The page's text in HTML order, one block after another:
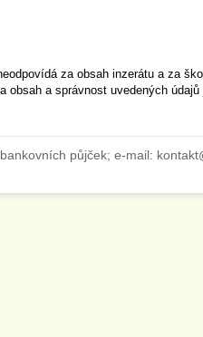
za obsah inzerátu a za
obsah a správnost uvedených
půjček; e-mail: